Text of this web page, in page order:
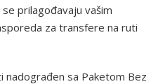
prilagođavaju vašim
za transfere na ruti
nadograđen sa Paketom Bez